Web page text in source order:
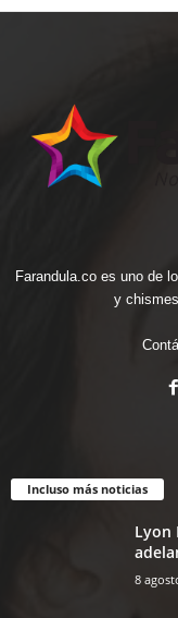
Farandula.co es uno de
y
Incluso más noticias
Lyon
8